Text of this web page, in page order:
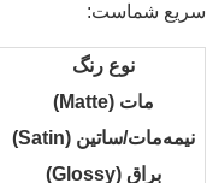
سریع شماست:
نوع رنگ
مات (Matte)
نیمه‌مات/ساتین (Satin)
براق (Glossy)